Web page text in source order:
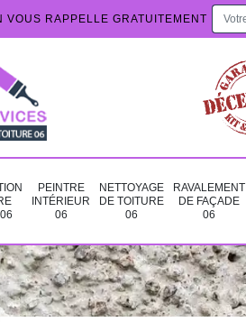
VOUS RAPPELLE GRATUITEMENT
PEINTRE
INTÉRIEUR
06
NETTOYAGE
DE TOITURE
06
RAVALEMENT
DE FAÇADE
06